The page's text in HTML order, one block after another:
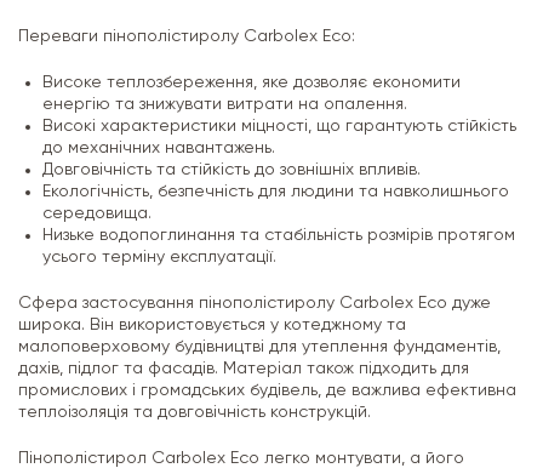
Переваги пінополістиролу Carbolex Eco:
Високе теплозбереження, яке дозволяє економити
енергію та знижувати витрати на опалення.
Високі характеристики міцності, що гарантують стійкість
до механічних навантажень.
Довговічність та стійкість до зовнішніх впливів.
Екологічність, безпечність для людини та навколишнього
середовища.
Низьке водопоглинання та стабільність розмірів протягом
усього терміну експлуатації.
Сфера застосування пінополістиролу Carbolex Eco дуже
широка. Він використовується у котеджному та
малоповерховому будівництві для утеплення фундаментів,
дахів, підлог та фасадів. Матеріал також підходить для
промислових і громадських будівель, де важлива ефективна
теплоізоляція та довговічність конструкцій.
Пінополістирол Carbolex Eco легко монтувати, а його